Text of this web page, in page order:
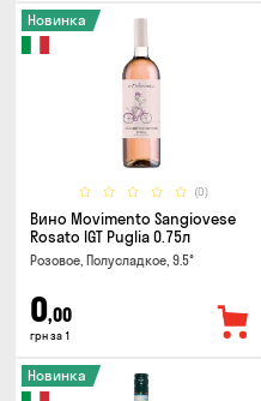
(0)
Новинка
Вино Movimento Sangiovese
Rosato IGT Puglia 0.75л
Розовое, Полусладкое, 9.5°
0,00
грн за 1
Новинка